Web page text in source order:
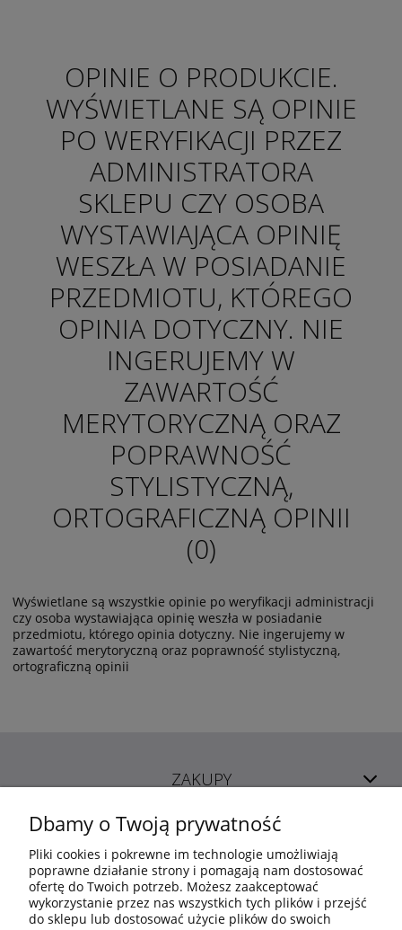
OPINIE O PRODUKCIE.
WYŚWIETLANE SĄ OPINIE
PO WERYFIKACJI PRZEZ
ADMINISTRATORA
SKLEPU CZY OSOBA
WYSTAWIAJĄCA OPINIĘ
WESZŁA W POSIADANIE
PRZEDMIOTU, KTÓREGO
OPINIA DOTYCZNY. NIE
INGERUJEMY W
ZAWARTOŚĆ
MERYTORYCZNĄ ORAZ
POPRAWNOŚĆ
STYLISTYCZNĄ,
ORTOGRAFICZNĄ OPINII
(0)
Wyświetlane są wszystkie opinie po weryfikacji administracji
czy osoba wystawiająca opinię weszła w posiadanie
przedmiotu, którego opinia dotyczny. Nie ingerujemy w
zawartość merytoryczną oraz poprawność stylistyczną,
ortograficzną opinii
ZAKUPY
POMOC
MOJE KONTO
Dbamy o Twoją prywatność
Pliki cookies i pokrewne im technologie umożliwiają
poprawne działanie strony i pomagają nam dostosować
ofertę do Twoich potrzeb. Możesz zaakceptować
wykorzystanie przez nas wszystkich tych plików i przejść
do sklepu lub dostosować użycie plików do swoich